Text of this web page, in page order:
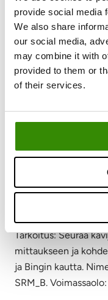
provide social media
We also share
our social media,
may combine it with
provided to them or
of their services.
Käytetään
asiaankuuluvien ja
näyttämiseksi.
Tarjoaja: Facebook
URL-osoitteen ja
_fbp,
(Pixel).
Istunto.
Tarjoaja: Microsoft
Tarkoitus: Seuraa
mittaukseen ja
ja Bingin kautta.
SRM_B.